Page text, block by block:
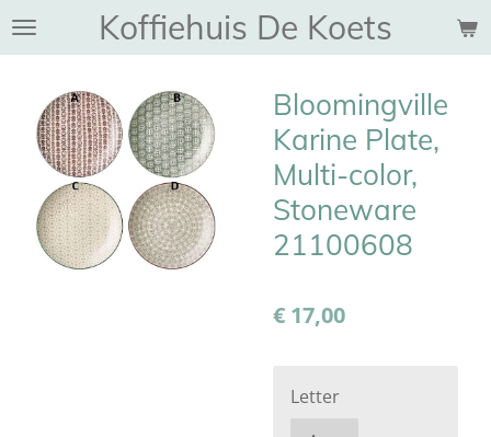
Ga
hoofdinhoud
Koffiehuis De Koets
Bloomingville
Karine Plate,
Multi-color,
Stoneware
21100608
€ 17,00
Letter